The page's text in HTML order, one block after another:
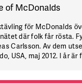
of McDonalds
för McDonalds
där folk får rösta.
Carlsson. Av dem
USA, maj 2012. I år